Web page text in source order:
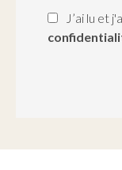
J’ai lu et